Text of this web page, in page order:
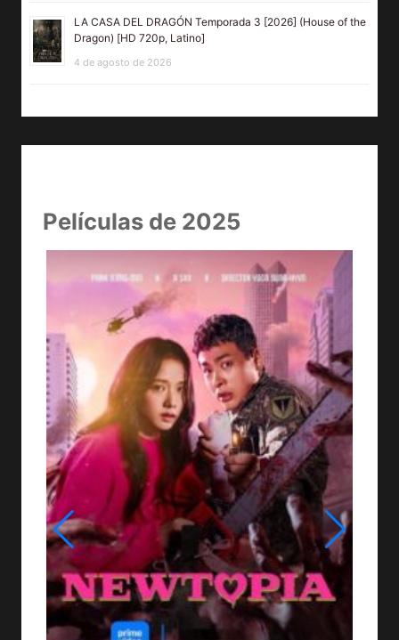
LA CASA DEL DRAGÓN Temporada 3 [2026] (House of the
Dragon) [HD 720p, Latino]
4 de agosto de 2026
Películas de 2025